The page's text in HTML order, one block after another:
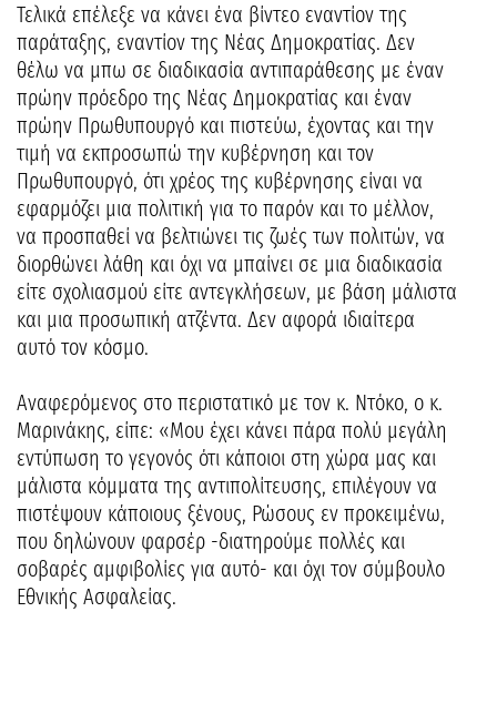
Τελικά επέλεξε να κάνει ένα βίντεο εναντίον της
παράταξης, εναντίον της Νέας Δημοκρατίας. Δεν
θέλω να μπω σε διαδικασία αντιπαράθεσης με έναν
πρώην πρόεδρο της Νέας Δημοκρατίας και έναν
πρώην Πρωθυπουργό και πιστεύω, έχοντας και την
τιμή να εκπροσωπώ την κυβέρνηση και τον
Πρωθυπουργό, ότι χρέος της κυβέρνησης είναι να
εφαρμόζει μια πολιτική για το παρόν και το μέλλον,
να προσπαθεί να βελτιώνει τις ζωές των πολιτών, να
διορθώνει λάθη και όχι να μπαίνει σε μια διαδικασία
είτε σχολιασμού είτε αντεγκλήσεων, με βάση μάλιστα
και μια προσωπική ατζέντα. Δεν αφορά ιδιαίτερα
αυτό τον κόσμο.
Aναφερόμενος στο περιστατικό με τον κ. Ντόκο, ο κ.
Μαρινάκης, είπε: «Μου έχει κάνει πάρα πολύ μεγάλη
εντύπωση το γεγονός ότι κάποιοι στη χώρα μας και
μάλιστα κόμματα της αντιπολίτευσης, επιλέγουν να
πιστέψουν κάποιους ξένους, Ρώσους εν προκειμένω,
που δηλώνουν φαρσέρ -διατηρούμε πολλές και
σοβαρές αμφιβολίες για αυτό- και όχι τον σύμβουλο
Εθνικής Ασφαλείας.